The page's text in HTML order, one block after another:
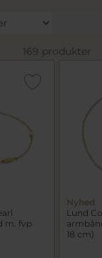
169 produkter
m. fvp
Nyhed
Lund
18 cm)